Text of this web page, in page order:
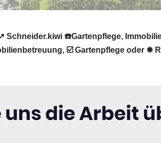
Schneider.kiwi ☎️Gartenpflege,
☑️ Gartenpflege oder ✹